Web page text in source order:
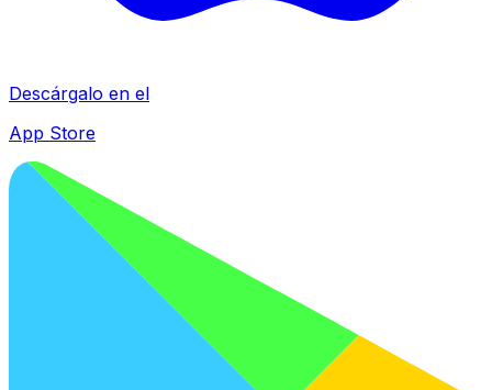
Descárgalo en el
App Store